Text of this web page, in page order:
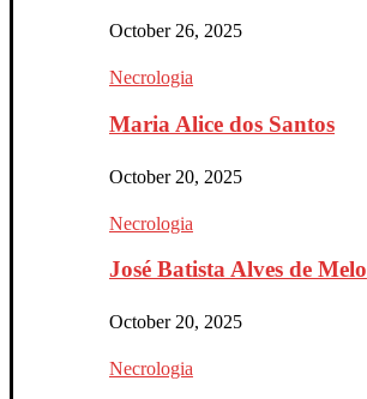
October 26, 2025
Necrologia
Maria Alice dos Santos
October 20, 2025
Necrologia
José Batista Alves de Melo
October 20, 2025
Necrologia